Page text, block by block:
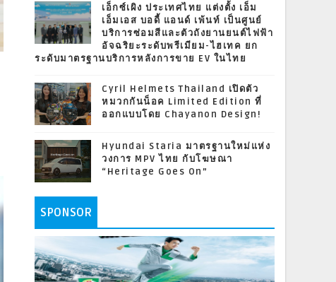
เอ็กซ์เผิง ประเทศไทย แต่งตั้ง เอ็ม
เอ็มเอส บอดี้ แอนด์ เพ้นท์ เป็นศูนย์
บริการซ่อมสีและตัวถังยานยนต์ไฟฟ้า
อัจฉริยะระดับพรีเมียม-ไฮเทค ยก
ระดับมาตรฐานบริการหลังการขาย EV ในไทย
Cyril Helmets Thailand เปิดตัว
หมวกกันน็อค Limited Edition ที่
ออกแบบโดย Chayanon Design!
Hyundai Staria มาตรฐานใหม่แห่ง
วงการ MPV ไทย กับโฆษณา
“Heritage Goes On”
SPONSOR